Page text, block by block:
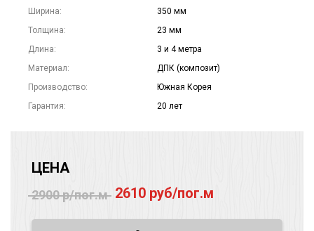
Ширина:
350 мм
Толщина:
23 мм
Длина:
3 и 4 метра
Материал:
ДПК (композит)
Производство:
Южная Корея
Гарантия:
20 лет
ЦЕНА
2900 р/пог.м 2610 руб/пог.м